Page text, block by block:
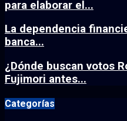
para elaborar el...
La dependencia
banca...
¿Dónde buscan votos
Fujimori antes...
Categorías